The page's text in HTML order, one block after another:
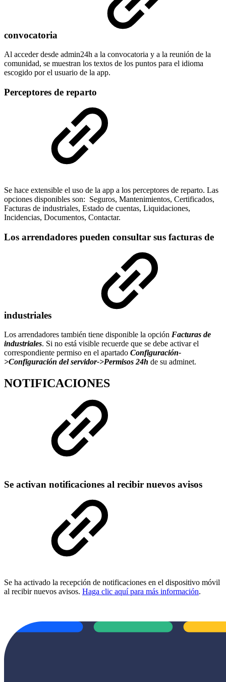
convocatoria
Al acceder desde admin24h a la convocatoria y a la reunión de la
comunidad, se muestran los textos de los puntos para el idioma
escogido por el usuario de la app.
Perceptores de reparto
Se hace extensible el uso de la app a los perceptores de reparto. Las
opciones disponibles son: Seguros, Mantenimientos, Certificados,
Facturas de industriales, Estado de cuentas, Liquidaciones,
Incidencias, Documentos, Contactar.
Los arrendadores pueden consultar sus facturas de
industriales
Los arrendadores también tiene disponible la opción Facturas de
industriales. Si no está visible recuerde que se debe activar el
correspondiente permiso en el apartado Configuración-
>Configuración del servidor->Permisos 24h de su adminet.
NOTIFICACIONES
Se activan notificaciones al recibir nuevos avisos
Se ha activado la recepción de notificaciones en el dispositivo móvil
al recibir nuevos avisos. Haga clic aquí para más información.